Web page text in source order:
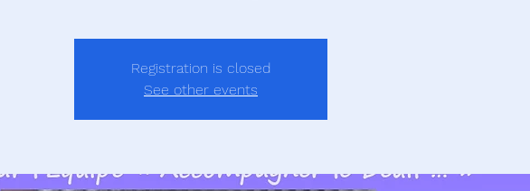
Registration is closed
See other events